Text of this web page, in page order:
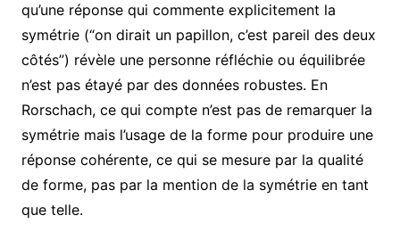
qu’une réponse qui commente explicitement la
symétrie (“on dirait un papillon, c’est pareil des deux
côtés”) révèle une personne réfléchie ou équilibrée
n’est pas étayé par des données robustes. En
Rorschach, ce qui compte n’est pas de remarquer la
symétrie mais l’usage de la forme pour produire une
réponse cohérente, ce qui se mesure par la qualité
de forme, pas par la mention de la symétrie en tant
que telle.